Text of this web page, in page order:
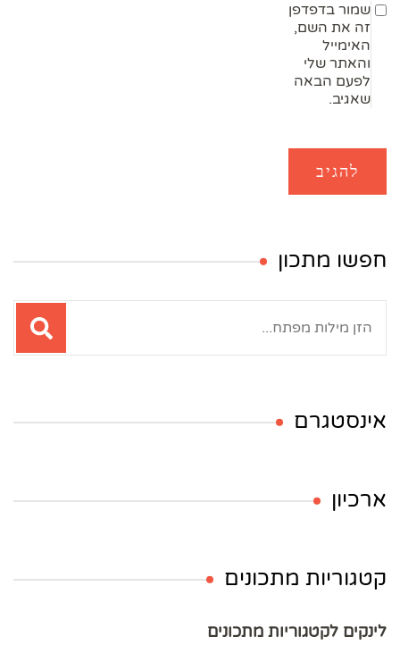
שמור בדפדפן
זה את השם,
האימייל
והאתר שלי
לפעם הבאה
שאגיב.
חפשו מתכון
אינסטגרם
ארכיון
קטגוריות מתכונים
לינקים לקטגוריות מתכונים